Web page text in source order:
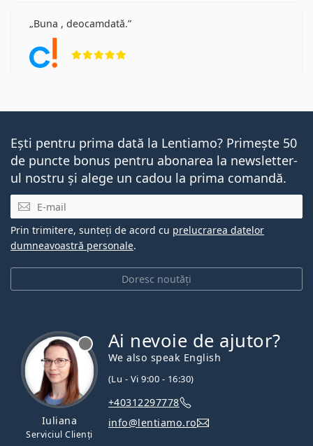
Buna , deocamdată.
Ești pentru prima dată la Lentiamo? Primește 50
de puncte bonus pentru abonarea la newsletter-
ul nostru și alege un cadou la prima comandă.
E-mail
Doresc noutăți
Prin trimitere, sunteți de acord cu prelucrarea datelor
dumneavoastră personale.
Iuliana
Serviciul Clienți
Ai nevoie de ajutor?
We also speak English
(Lu - Vi 9:00 - 16:30)
+40312297778
info@lentiamo.ro